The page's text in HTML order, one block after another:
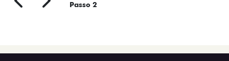
Passo 2